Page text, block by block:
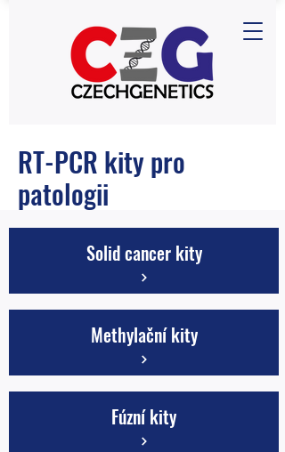
RT-PCR kity pro
patologii
Solid cancer kity
Methylační kity
Fúzní kity